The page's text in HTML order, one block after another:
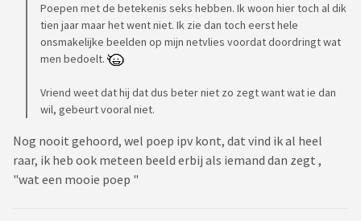
Poepen met de betekenis seks hebben. Ik woon hier toch al dik
tien jaar maar het went niet. Ik zie dan toch eerst hele
onsmakelijke beelden op mijn netvlies voordat doordringt wat
men bedoelt.
Vriend weet dat hij dat dus beter niet zo zegt want wat ie dan
wil, gebeurt vooral niet.
Nog nooit gehoord, wel poep ipv kont, dat vind ik al heel
raar, ik heb ook meteen beeld erbij als iemand dan zegt ,
"wat een mooie poep "